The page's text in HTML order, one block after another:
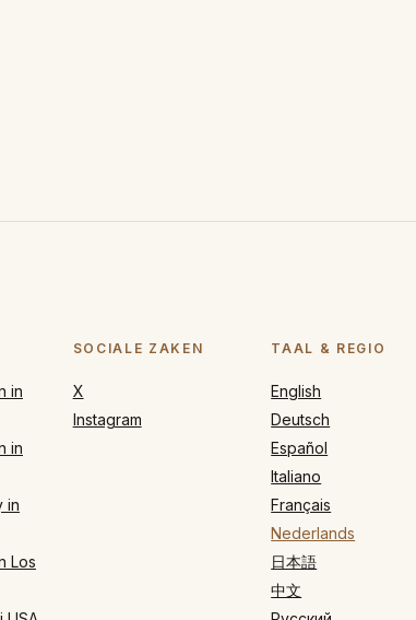
in
in
in
Los
SOCIALE ZAKEN
X
Instagram
TAAL & REGIO
English
Deutsch
Español
Italiano
Français
Nederlands
日本語
中文